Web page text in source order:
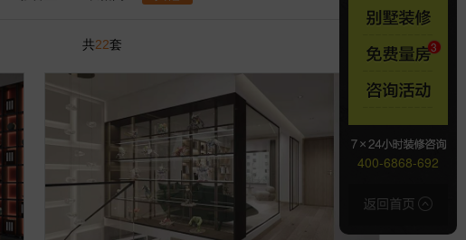
共22套 1
400-6868-692